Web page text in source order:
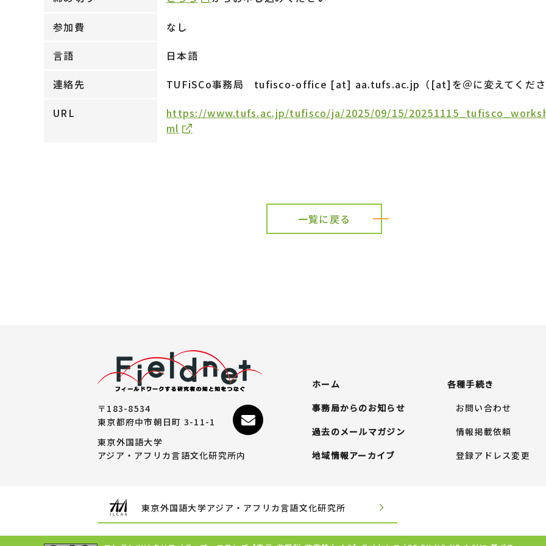
参加費
なし
言語
日本語
連絡先
TUFiSCo事務局 tufisco-office [at] aa.tufs.ac.jp（[at]を＠に変えてくださ
URL
https://www.tufs.ac.jp/tufisco/ja/2025/09/15/
ml
一覧に戻る
〒183-8534
東京都府中市朝日町 3-11-1
東京外国語大学
アジア・アフリカ言語文化研究所内
ホーム
事務局からのお知らせ
過去のメールマガジン
地域情報アーカイブ
各種手続き
お問い合わせ
情報掲載依頼
登録アドレス変更
東京外国語大学アジア・アフリカ言語文化研究所